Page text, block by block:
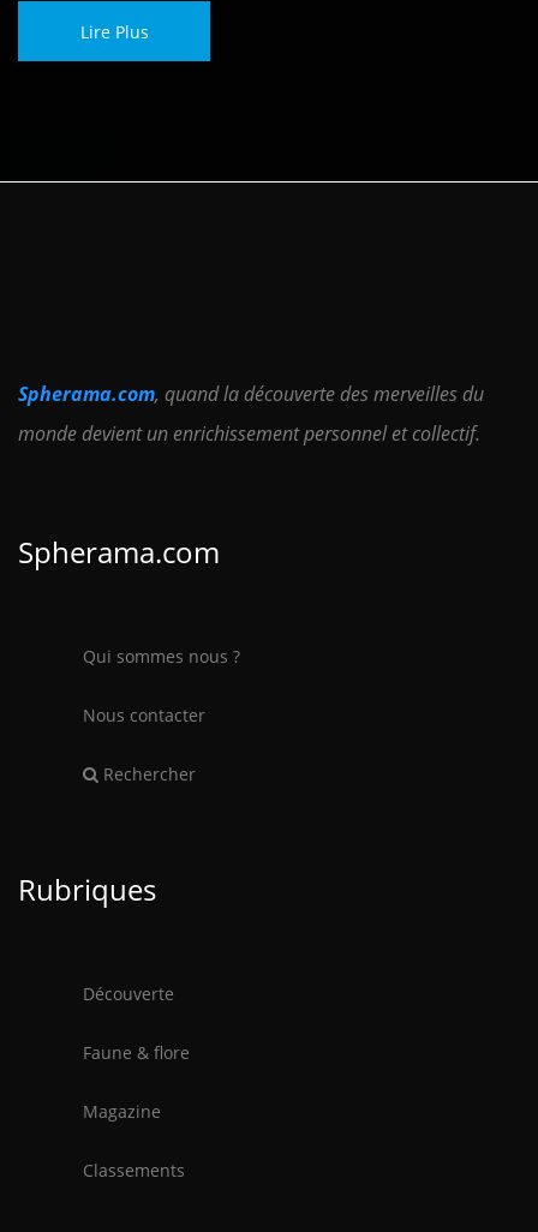
Lire Plus
Spherama.com, quand la découverte des merveilles du
monde devient un enrichissement personnel et collectif.
Spherama.com
Qui sommes nous ?
Nous contacter
Rechercher
Rubriques
Découverte
Faune & flore
Magazine
Classements